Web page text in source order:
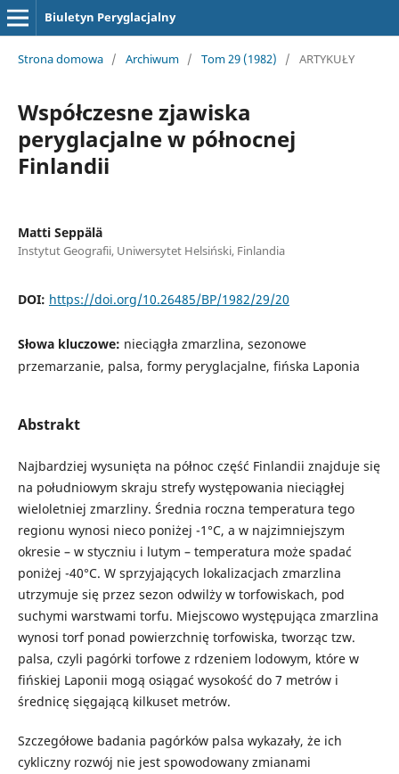
Biuletyn Peryglacjalny
Strona domowa / Archiwum / Tom 29 (1982) / ARTYKUŁY
Współczesne zjawiska
peryglacjalne w północnej
Finlandii
Matti Seppälä
Instytut Geografii, Uniwersytet Helsiński, Finlandia
DOI: https://doi.org/10.26485/BP/1982/29/20
Słowa kluczowe: nieciągła zmarzlina, sezonowe
przemarzanie, palsa, formy peryglacjalne, fińska Laponia
Abstrakt
Najbardziej wysunięta na północ część Finlandii znajduje się
na południowym skraju strefy występowania nieciągłej
wieloletniej zmarzliny. Średnia roczna temperatura tego
regionu wynosi nieco poniżej -1°C, a w najzimniejszym
okresie – w styczniu i lutym – temperatura może spadać
poniżej -40°C. W sprzyjających lokalizacjach zmarzlina
utrzymuje się przez sezon odwilży w torfowiskach, pod
suchymi warstwami torfu. Miejscowo występująca zmarzlina
wynosi torf ponad powierzchnię torfowiska, tworząc tzw.
palsa, czyli pagórki torfowe z rdzeniem lodowym, które w
fińskiej Laponii mogą osiągać wysokość do 7 metrów i
średnicę sięgającą kilkuset metrów.
Szczegółowe badania pagórków palsa wykazały, że ich
cykliczny rozwój nie jest spowodowany zmianami